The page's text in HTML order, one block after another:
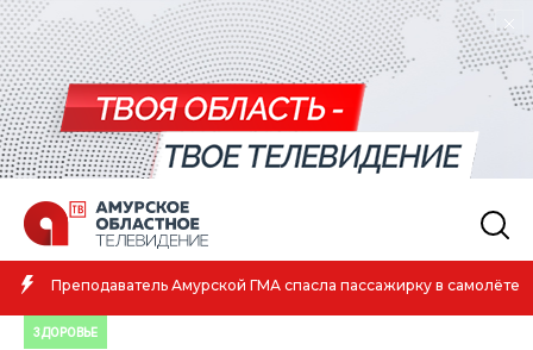
Амурская спортсменка выиграла первенство России по
атлетике
ЗДОРОВЬЕ